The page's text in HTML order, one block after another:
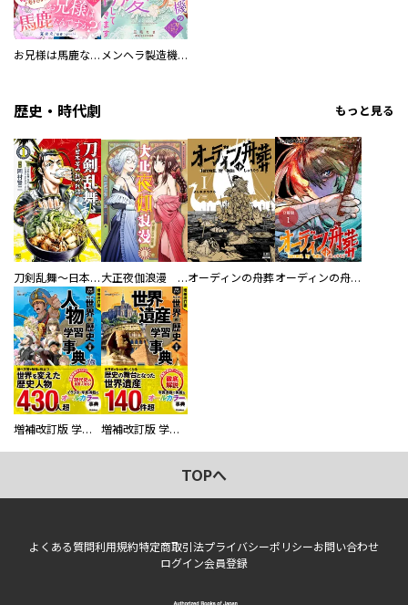
お兄様は馬鹿なんですか？～地味王女は婚約破棄に巻き込まれる～ メンヘラ製造機の公爵令息（過保護）が溺愛してきます
歴史・時代劇 もっと見る
刀剣乱舞～日本号つれづれ酒～ 大正夜伽浪漫 －金曜日の花嫁—オーディンの舟葬 オーディンの舟葬 分冊版
増補改訂版 学研まんが NEW世界の歴史 別巻 人物学習事典 増補改訂版 学研まんが NEW世界の歴史 別巻 世界遺産学習事典
TOPへ
よくある質問利用規約特定商取引法プライバシーポリシーお問い合わせ
ログイン会員登録